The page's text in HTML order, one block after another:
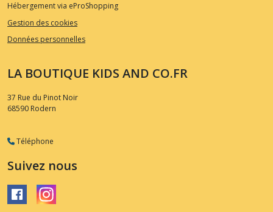
Hébergement via eProShopping
Gestion des cookies
Données personnelles
LA BOUTIQUE KIDS AND CO.FR
37 Rue du Pinot Noir
68590 Rodern
Téléphone
Suivez nous